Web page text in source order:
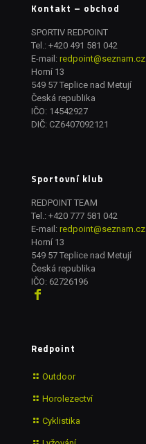
Kontakt – obchod
SPORTIV REDPOINT
Tel.: +420 491 581 042
E-mail: redpoint@seznam.cz
Horní 13
549 57 Teplice nad Metují
Česká republika
IČO: 14542927
DIČ: CZ6407092121
Sportovní klub
REDPOINT TEAM
Tel.: +420 777 581 042
E-mail: redpoint@seznam.cz
Horní 13
549 57 Teplice nad Metují
Česká republika
IČO: 62726196
Redpoint
Outdoor
Horolezectví
Cyklistika